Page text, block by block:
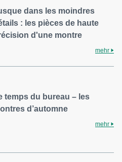
dans les moindres
: les pièces de haute
d'une montre
mehr
temps du bureau – les
d’automne
mehr